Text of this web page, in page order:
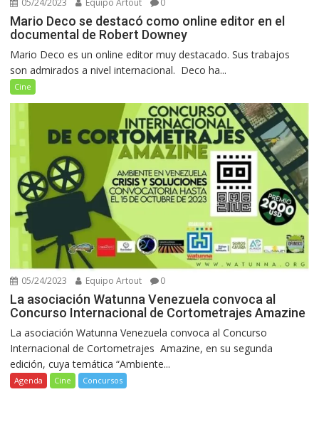
05/24/2023 Equipo Artout 0
Mario Deco se destacó como online editor en el
documental de Robert Downey
Mario Deco es un online editor muy destacado. Sus trabajos
son admirados a nivel internacional. Deco ha...
Cine
05/24/2023 Equipo Artout 0
La asociación Watunna Venezuela convoca al
Concurso Internacional de Cortometrajes Amazine
La asociación Watunna Venezuela convoca al Concurso
Internacional de Cortometrajes Amazine, en su segunda
edición, cuya temática “Ambiente...
Agenda Cine Concursos